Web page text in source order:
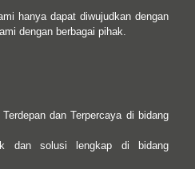
hanya dapat diwujudkan dengan
dengan berbagai pihak.
dan Terpercaya di bidang
dan solusi lengkap di bidang